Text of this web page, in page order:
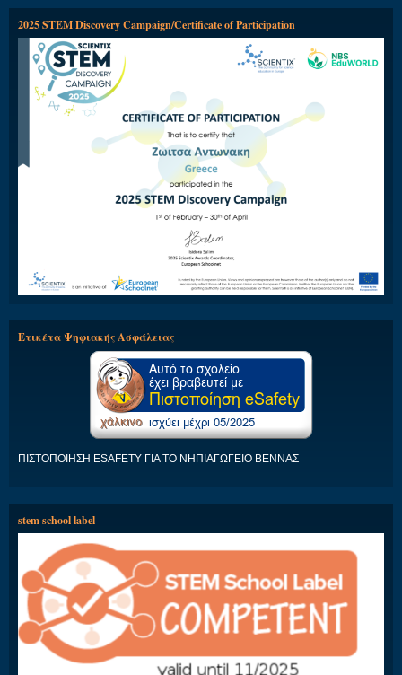
2025 STEM Discovery Campaign/Certificate of Participation
Ετικέτα Ψηφιακής Ασφάλειας
ΠΙΣΤΟΠΟΙΗΣΗ ESAFETY ΓΙΑ ΤΟ ΝΗΠΙΑΓΩΓΕΙΟ ΒΕΝΝΑΣ
stem school label